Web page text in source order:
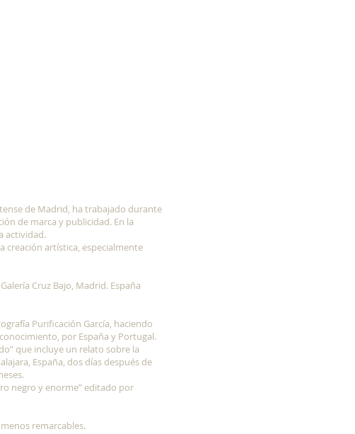
de Madrid, ha trabajado durante
de marca y publicidad. En la
actividad.
creación artística, especialmente
Cruz Bajo, Madrid. España
Purificación García, haciendo
por España y Portugal.
que incluye un relato sobre la
España, dos días después de
negro y enorme” editado por
remarcables.